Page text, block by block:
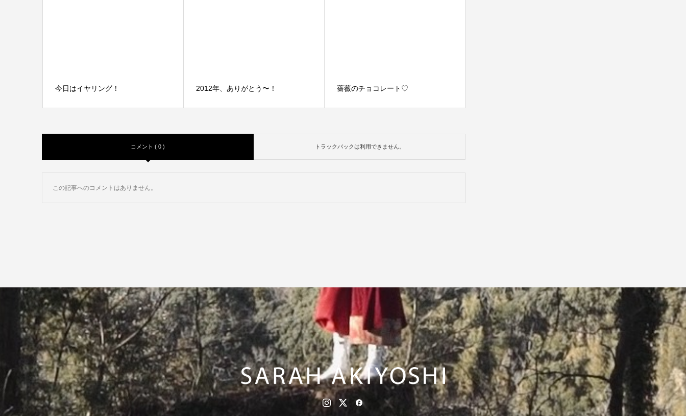
今日はイヤリング！ 2012年、ありがとう〜！ 薔薇のチョコレート♡
コメント ( 0 ) トラックバックは利用できません。
この記事へのコメントはありません。